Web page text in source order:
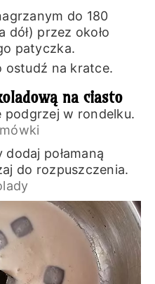
do 180
przez około
patyczka.
ostudź na kratce.
na ciasto
podgrzej w rondelku.
połamaną
do rozpuszczenia.